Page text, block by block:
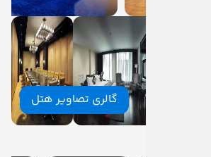
گالری تصاویر هتل